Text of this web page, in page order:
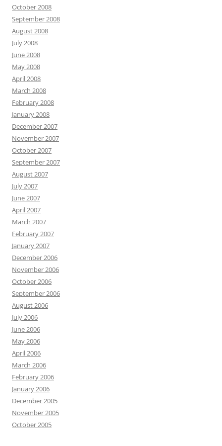
October 2008
September 2008
August 2008
July 2008
June 2008
May 2008
April 2008
March 2008
February 2008
January 2008
December 2007
November 2007
October 2007
September 2007
August 2007
July 2007
June 2007
April 2007
March 2007
February 2007
January 2007
December 2006
November 2006
October 2006
September 2006
August 2006
July 2006
June 2006
May 2006
April 2006
March 2006
February 2006
January 2006
December 2005
November 2005
October 2005